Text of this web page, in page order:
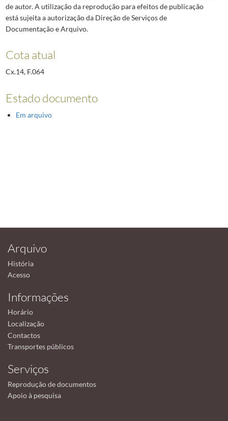
de autor. A utilização da reprodução para efeitos de publicação
está sujeita a autorização da Direção de Serviços de
Documentação e Arquivo.
Cota atual
Cx.14, F.064
Estado documento
Em arquivo
Arquivo
História
Acesso
Informações
Horário
Localização
Contactos
Transportes públicos
Serviços
Reprodução de documentos
Apoio à pesquisa